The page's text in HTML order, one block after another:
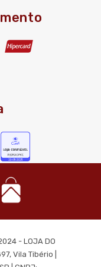
- LOJA DO
Vila Tibério |